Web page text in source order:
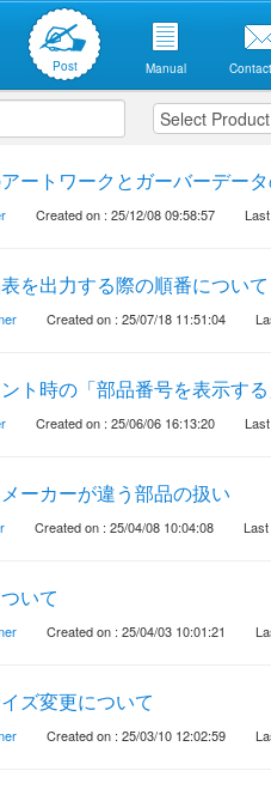
Post Manual
ートワークとガーバーデー
Created on : 25/12/08 09:58:57
を出力する際の順番について
Created on : 25/07/18 11:51:04
ト時の「部品番号を表示す
Created on : 25/06/06 16:13:20
ーカーが違う部品の扱い
Created on : 25/04/08 10:04:08
いて
Created on : 25/04/03 10:01:21
ズ変更について
Created on : 25/03/10 12:02:59